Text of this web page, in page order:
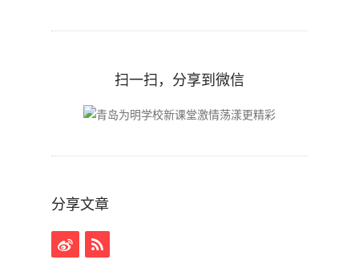
扫一扫，分享到微信
分享文章